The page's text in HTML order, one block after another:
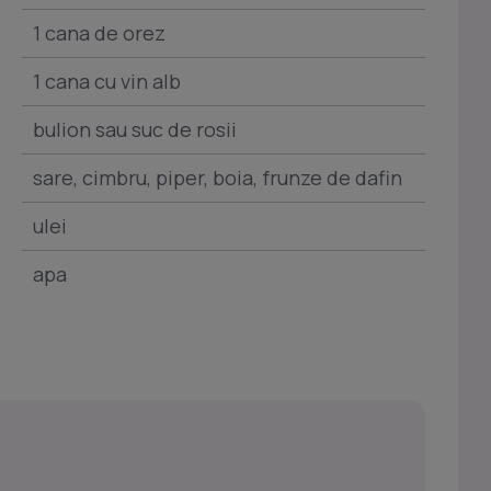
1 cana de orez
1 cana cu vin alb
bulion sau suc de rosii
sare, cimbru, piper, boia, frunze de dafin
ulei
apa